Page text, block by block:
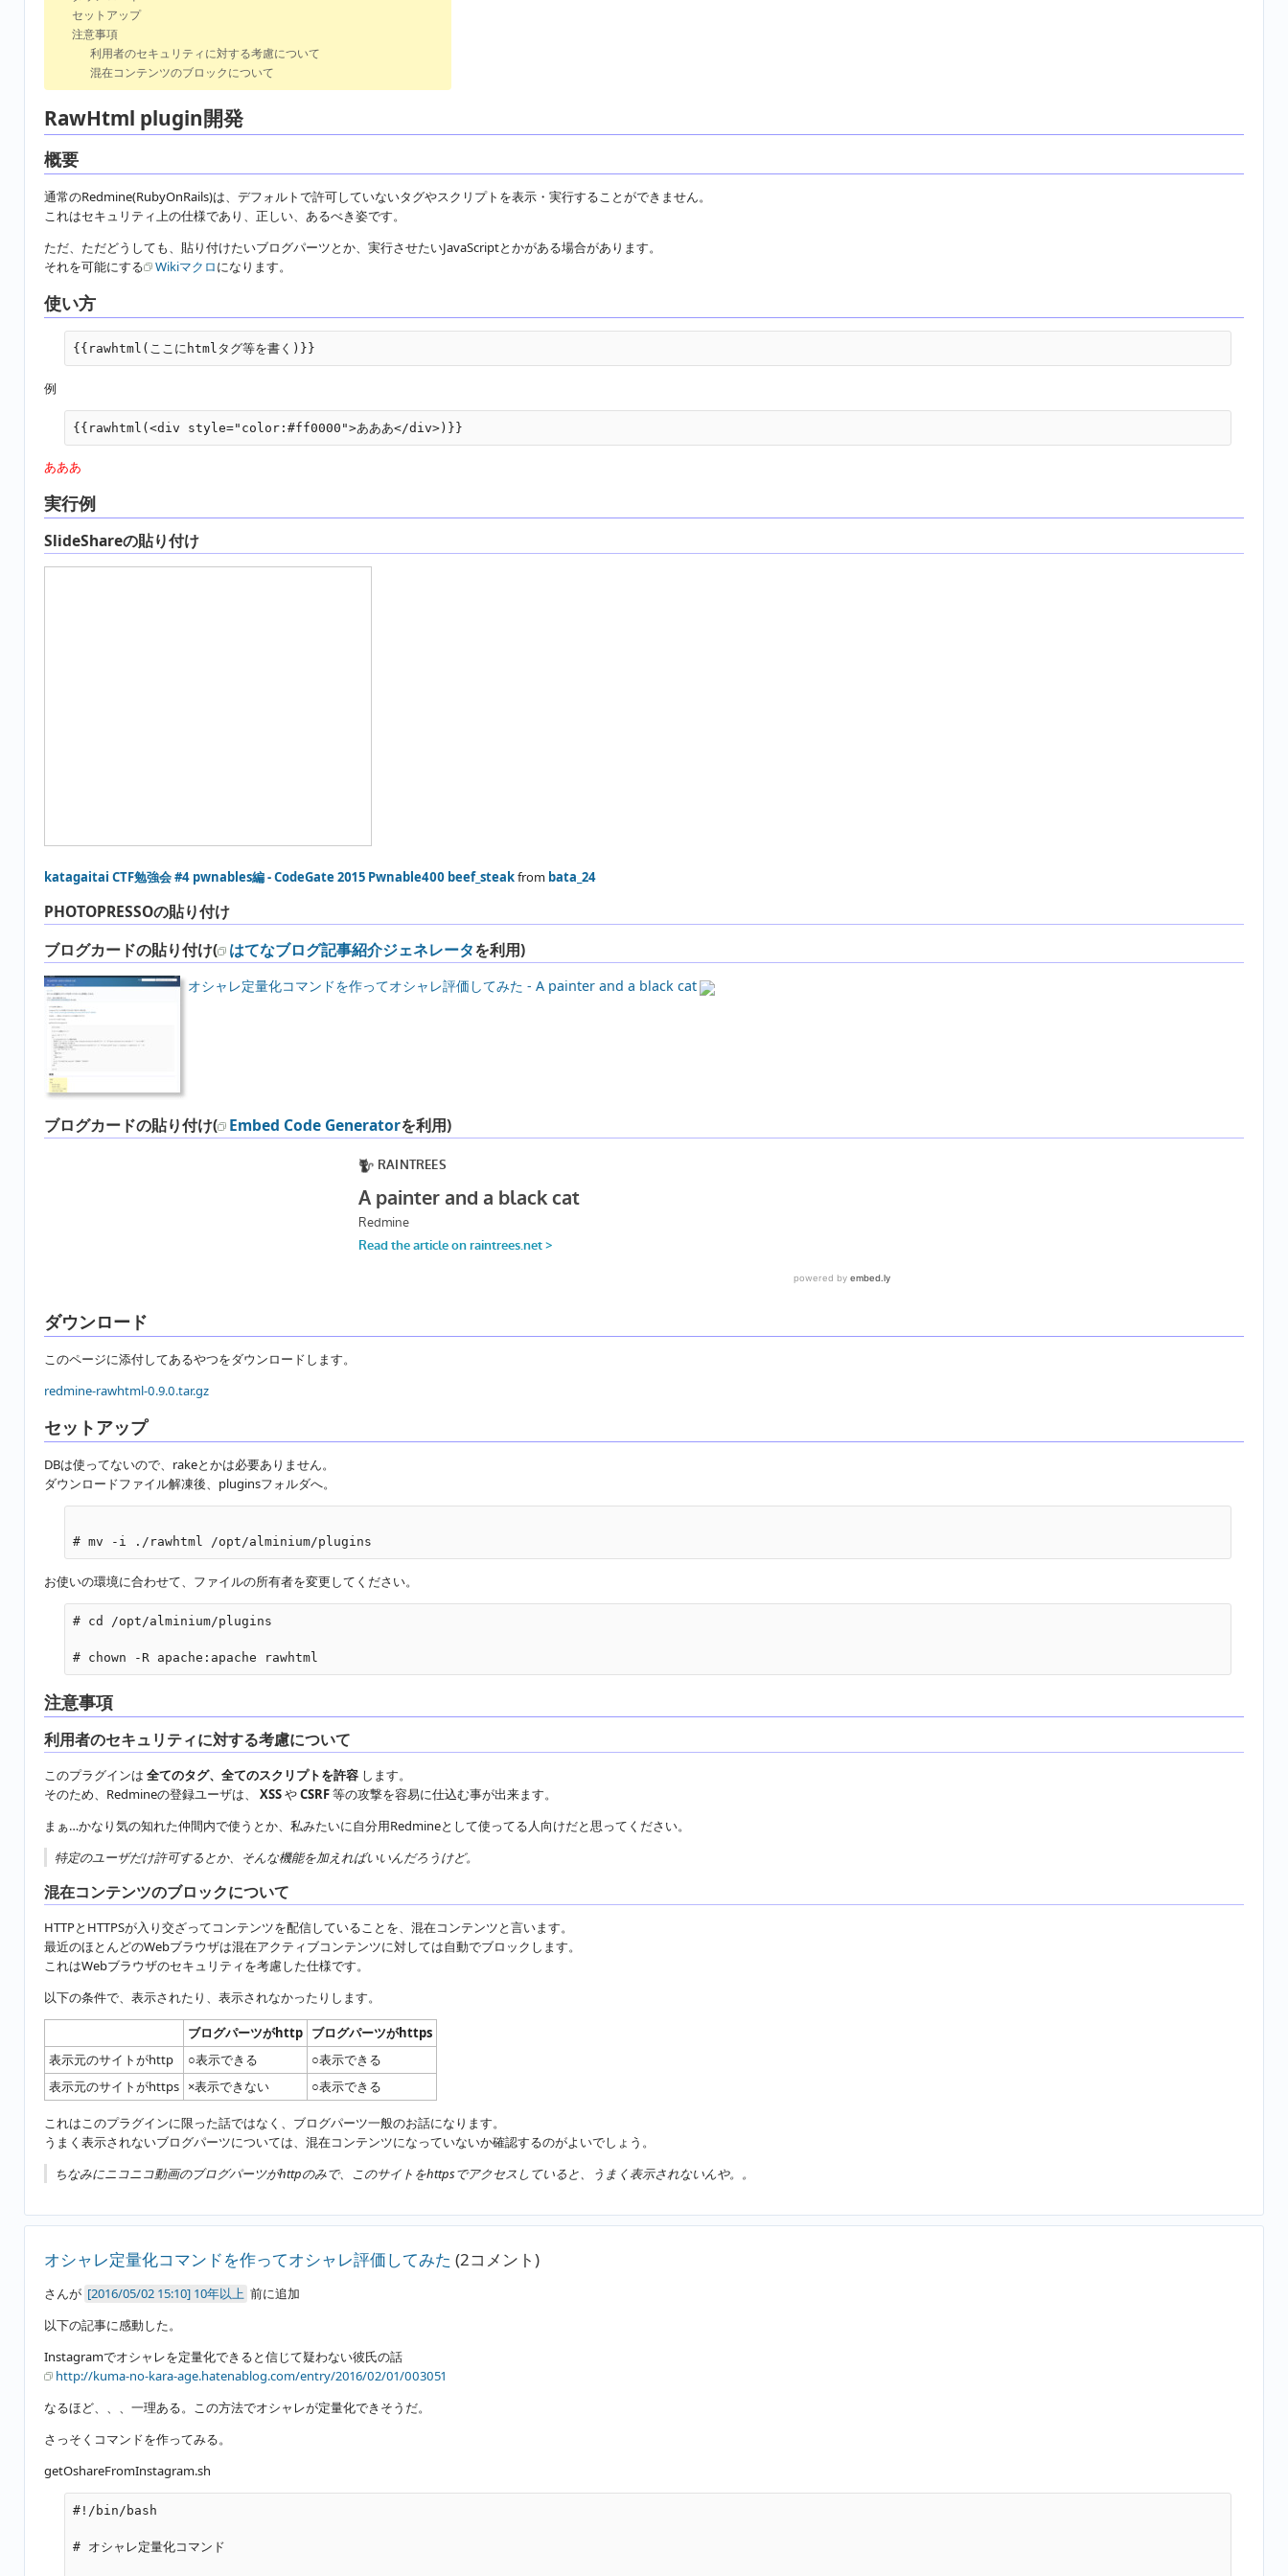
セットアップ
注意事項
利用者のセキュリティに対する考慮について
混在コンテンツのブロックについて
RawHtml plugin開発
概要
通常のRedmine(RubyOnRails)は、デフォルトで許可していないタグやスクリプトを表示・実行することができません。
これはセキュリティ上の仕様であり、正しい、あるべき姿です。
ただ、ただどうしても、貼り付けたいブログパーツとか、実行させたいJavaScriptとかがある場合があります。
それを可能にする
Wikiマクロになります。
使い方
例
あああ
実行例
SlideShareの貼り付け
katagaitai CTF勉強会 #4 pwnables編 - CodeGate 2015 Pwnable400 beef_steakfrom bata_24
PHOTOPRESSOの貼り付け
ブログカードの貼り付け( はてなブログ記事紹介ジェネレータを利用)
オシャレ定量化コマンドを作ってオシャレ評価してみた - A painter and a black cat
ブログカードの貼り付け( Embed Code Generatorを利用)
ダウンロード
このページに添付してあるやつをダウンロードします。
redmine-rawhtml-0.9.0.tar.gz
セットアップ
DBは使ってないので、rakeとかは必要ありません。
ダウンロードファイル解凍後、pluginsフォルダへ。
お使いの環境に合わせて、ファイルの所有者を変更してください。
# cd /opt/alminium/plugins
注意事項
利用者のセキュリティに対する考慮について
このプラグインは 全てのタグ、全てのスクリプトを許容 します。
そのため、Redmineの登録ユーザは、 XSSやCSRF等の攻撃を容易に仕込む事が出来ます。
まぁ…かなり気の知れた仲間内で使うとか、私みたいに自分用Redmineとして使ってる人向けだと思ってください。
特定のユーザだけ許可するとか、そんな機能を加えればいいんだろうけど。
混在コンテンツのブロックについて
HTTPとHTTPSが入り交ざってコンテンツを配信していることを、混在コンテンツと言います。
最近のほとんどのWebブラウザは混在アクティブコンテンツに対しては自動でブロックします。
これはWebブラウザのセキュリティを考慮した仕様です。
以下の条件で、表示されたり、表示されなかったりします。
ブログパーツがhttp ブログパーツがhttps
表示元のサイトがhttp
○表示できる
○表示できる
表示元のサイトがhttps ×表示できない ○表示できる
これはこのプラグインに限った話ではなく、ブログパーツ一般のお話になります。
うまく表示されないブログパーツについては、混在コンテンツになっていないか確認するのがよいでしょう。
ちなみにニコニコ動画のブログパーツがhttpのみで、このサイトをhttpsでアクセスしていると、うまく表示されないんや。。
オシャレ定量化コマンドを作ってオシャレ評価してみた (2コメント)
さんが 10年以上 前に追加
以下の記事に感動した。
Instagramでオシャレを定量化できると信じて疑わない彼氏の話
http://kuma-no-kara-age.hatenablog.com/entry/2016/02/01/003051
なるほど、、、一理ある。この方法でオシャレが定量化できそうだ。
さっそくコマンドを作ってみる。
getOshareFromInstagram.sh
#!/bin/bash
# オシャレ定量化コマンド